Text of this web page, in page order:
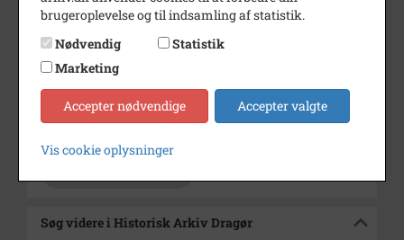
Årstal
1953
Fotograf
Ukendt
Materiale
Se på kort
Søg videre i Historisk Arkiv Dragør
brugeroplevelse og til indsamling af statistik.
Nødvendig
Statistik
Marketing
Accepter nødvendige Accepter valgte
Vis cookie oplysninger